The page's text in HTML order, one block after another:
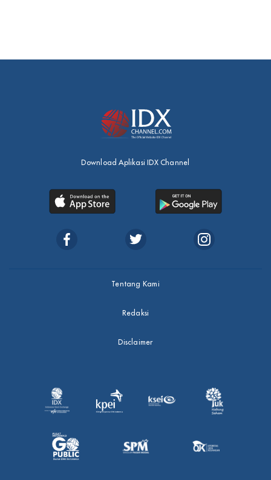
Download Aplikasi IDX Channel
Tentang Kami
Redaksi
Disclaimer